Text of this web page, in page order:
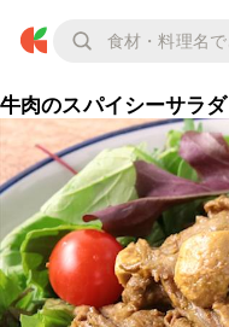
牛肉のスパイシーサラダ